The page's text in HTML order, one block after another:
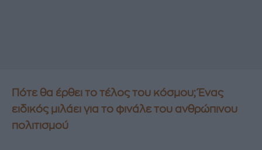
Πότε θα έρθει το τέλος του κόσμου; Ένας
ειδικός μιλάει για το φινάλε του ανθρώπινου
πολιτισμού